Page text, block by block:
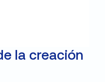
la creación